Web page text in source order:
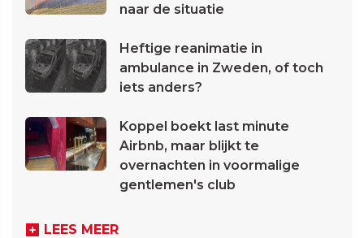
naar de situatie
Heftige reanimatie in
ambulance in Zweden, of toch
iets anders?
Koppel boekt last minute
Airbnb, maar blijkt te
overnachten in voormalige
gentlemen's club
LEES MEER